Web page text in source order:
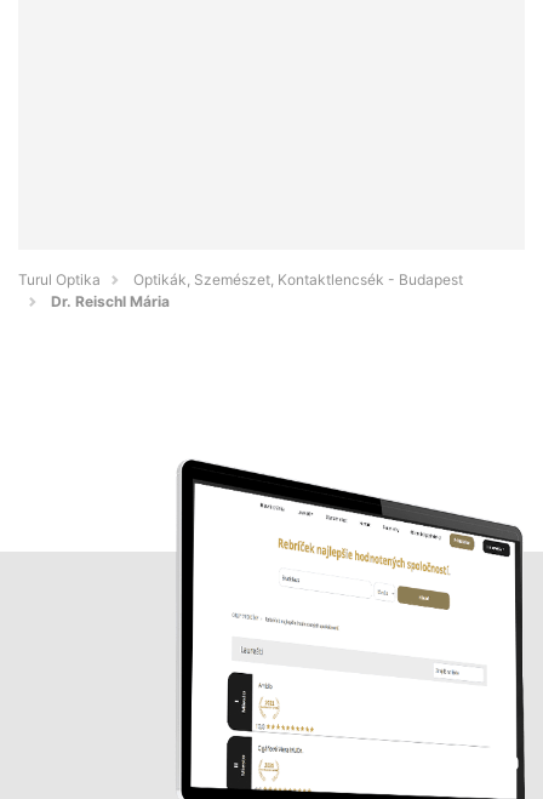
Turul Optika
Optikák, Szemészet, Kontaktlencsék - Budapest
Dr. Reischl Mária